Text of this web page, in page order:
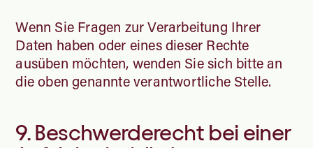
Wenn Sie Fragen zur Verarbeitung Ihrer
Daten haben oder eines dieser Rechte
ausüben möchten, wenden Sie sich bitte an
die oben genannte verantwortliche Stelle.
9. Beschwerderecht bei einer